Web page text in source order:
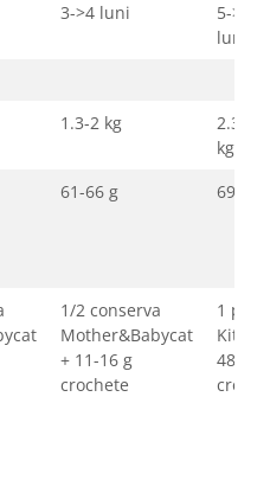
3->4 luni
5->6
luni
1.3-2 kg
2.3-2.9
kg
61-66 g 69-67
1/2 conserva
Mother&Babycat
+ 11-16 g
crochete
1 plic
Kitten
48-46